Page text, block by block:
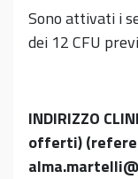
Sono attivati i
dei 12 CFU
INDIRIZZO
offerti)